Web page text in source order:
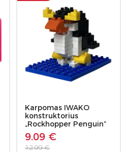
Karpomas IWAKO
konstruktorius
„Rockhopper Penguin”
Blocks
9.09 €
12.99 €